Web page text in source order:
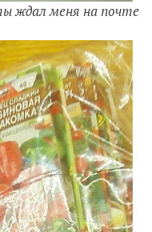
ждал меня на почте